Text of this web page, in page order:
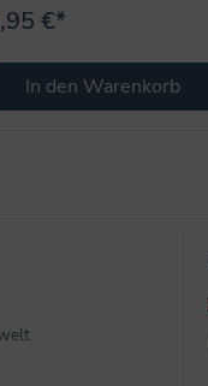
€*
In den Warenkorb